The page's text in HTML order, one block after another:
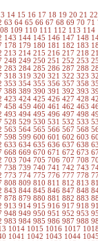
14 15 16 17 18 19 20 21 22
63 64 65 66 67 68 69 70 71
109 110 111 112 113 114
143 144 145 146 147 148
178 179 180 181 182 183
213 214 215 216 217 218
248 249 250 251 252 253
283 284 285 286 287 288
318 319 320 321 322 323
353 354 355 356 357 358
388 389 390 391 392 393
423 424 425 426 427 428
458 459 460 461 462 463
493 494 495 496 497 498
528 529 530 531 532 533
563 564 565 566 567 568
598 599 600 601 602 603
633 634 635 636 637 638
668 669 670 671 672 673
703 704 705 706 707 708
738 739 740 741 742 743
773 774 775 776 777 778
808 809 810 811 812 813
843 844 845 846 847 848
878 879 880 881 882 883
913 914 915 916 917 918
948 949 950 951 952 953
983 984 985 986 987 988
1014 1015 1016 1017 1018
1041 1042 1043 1044 1045